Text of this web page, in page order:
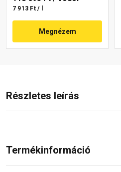
7 913 Ft / l
Megnézem
Részletes leírás
Termékinformáció